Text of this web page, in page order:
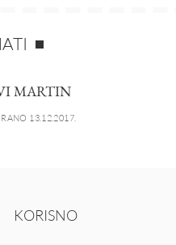
MARTIN
13.12.2017.
KORISNO